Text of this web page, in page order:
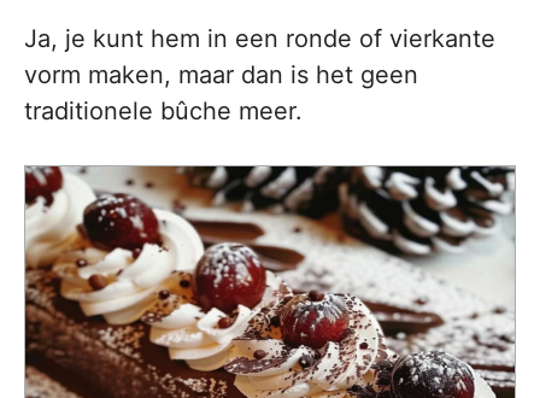
Ja, je kunt hem in een ronde of vierkante
vorm maken, maar dan is het geen
traditionele bûche meer.